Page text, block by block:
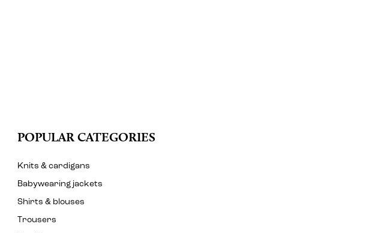
POPULAR CATEGORIES
Knits & cardigans
Babywearing jackets
Shirts & blouses
Trousers